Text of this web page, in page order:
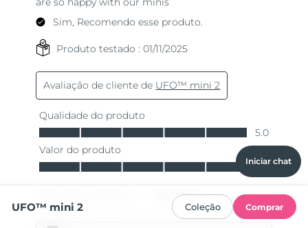
Iniciar chat
UFO™ mini 2 Coleção Comprar